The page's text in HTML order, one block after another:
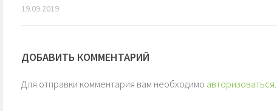
19.09.2019
ДОБАВИТЬ КОММЕНТАРИЙ
Для отправки комментария вам необходимо авторизоваться